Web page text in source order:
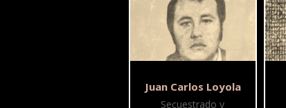
Juan Carlos Loyola
Secuestrado y